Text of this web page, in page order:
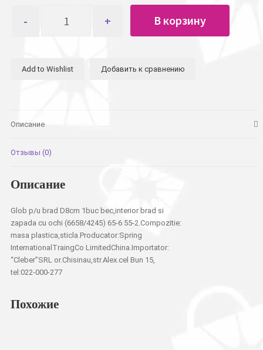
товара
1шт
и
окошком
В корзину
Add to Wishlist Добавить к сравнению
Описание
Отзывы (0)
Описание
Glob p/u brad D8cm 1buc bec,interior brad si
zapada cu ochi (6658/4245) 65-6 55-2.Compozitie:
masa plastica,sticla.Producator:Spring
InternationalTraingCo LimitedChina.Importator:
“Cleber”SRL or.Chisinau,str.Alex.cel Bun 15,
tel:022-000-277
Похожие